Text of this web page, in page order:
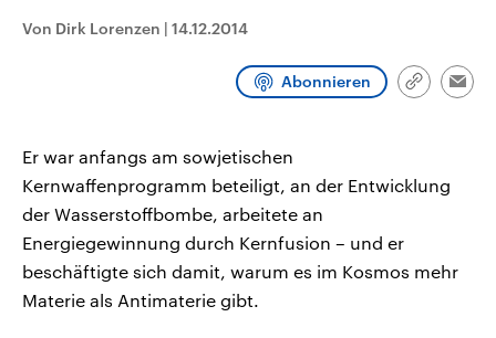
Landtag. Seit 2021 wird das
Wahlprogramme, aktuelle Berichte
Wahl.
aktuelle Weltgeschehen.
Von Dirk Lorenzen | 14.12.2014
Abonnieren
Link
Er war anfangs am sowjetischen
Kernwaffenprogramm beteiligt, an der Entwicklung
der Wasserstoffbombe, arbeitete an
Energiegewinnung durch Kernfusion – und er
beschäftigte sich damit, warum es im Kosmos mehr
Materie als Antimaterie gibt.